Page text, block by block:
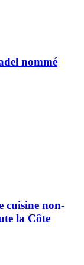
nommé
cuisine non-
la Côte